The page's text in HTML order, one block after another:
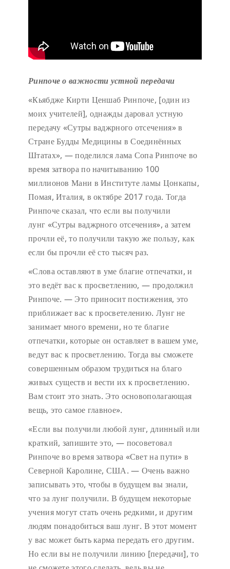
Ринпоче о важности устной передачи
«Кьябдже Кирти Ценшаб Ринпоче, [один из
моих учителей], однажды даровал устную
передачу «Сутры ваджрного отсечения» в
Стране Будды Медицины в Соединённых
Штатах», — поделился лама Сопа Ринпоче во
время затвора по начитыванию 100
миллионов Мани в Институте ламы Цонкапы,
Помая, Италия, в октябре 2017 года. Тогда
Ринпоче сказал, что если вы получили
лунг «Сутры ваджрного отсечения», а затем
прочли её, то получили такую же пользу, как
если бы прочли её сто тысяч раз.
«Слова оставляют в уме благие отпечатки, и
это ведёт вас к просветлению, — продолжил
Ринпоче. — Это приносит постижения, это
приближает вас к просветелению. Лунг не
занимает много времени, но те благие
отпечатки, которые он оставляет в вашем уме,
ведут вас к просветлению. Тогда вы сможете
совершенным образом трудиться на благо
живых существ и вести их к просветлению.
Вам стоит это знать. Это основополагающая
вещь, это самое главное».
«Если вы получили любой лунг, длинный или
краткий, запишите это, — посоветовал
Ринпоче во время затвора «Свет на пути» в
Северной Каролине, США. — Очень важно
записывать это, чтобы в будущем вы знали,
что за лунг получили. В будущем некоторые
учения могут стать очень редкими, и другим
людям понадобиться ваш лунг. В этот момент
у вас может быть карма передать его другим.
Но если вы не получили линию [передачи], то